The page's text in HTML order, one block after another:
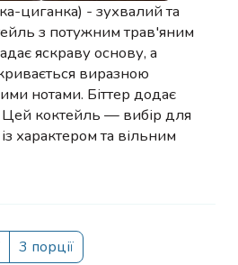
циганка) - зухвалий та
з потужним трав'яним
яскраву основу, а
виразною
нотами. Біттер додає
Цей коктейль — вибір для
характером та вільним
3 порції